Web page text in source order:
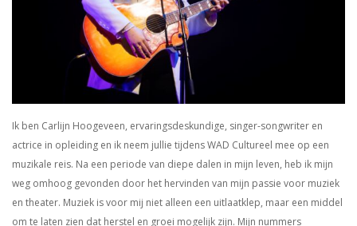
Ik ben Carlijn Hoogeveen, ervaringsdeskundige, singer-songwriter en
actrice in opleiding en ik neem jullie tijdens WAD Cultureel mee op een
muzikale reis. Na een periode van diepe dalen in mijn leven, heb ik mijn
weg omhoog gevonden door het hervinden van mijn passie voor muziek
en theater. Muziek is voor mij niet alleen een uitlaatklep, maar een middel
om te laten zien dat herstel en groei mogelijk zijn. Mijn nummers